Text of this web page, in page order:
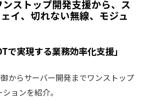
ンストップ開発支援から、ス
イ、切れない無線、モジュ
で実現する業務効率化支援」
からサーバー開発までワンストップ
ョンを紹介。